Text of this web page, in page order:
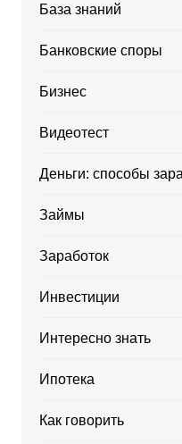
База знаний
Банковские споры
Бизнес
Видеотест
Деньги: способы
Займы
Заработок
Инвестиции
Интересно знать
Ипотека
Как говорить